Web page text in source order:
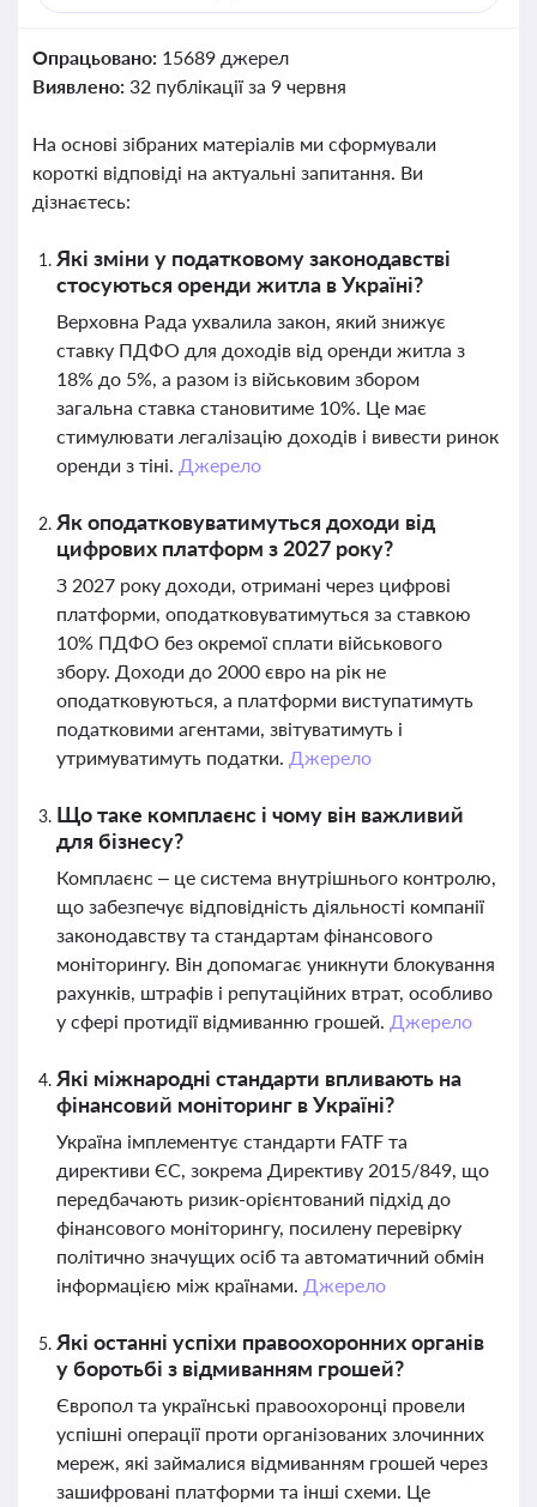
Опрацьовано: 15689 джерел
Виявлено: 32 публікації за 9 червня
На основі зібраних матеріалів ми сформували
короткі відповіді на актуальні запитання. Ви
дізнаєтесь:
Які зміни у податковому законодавстві
стосуються оренди житла в Україні?
Верховна Рада ухвалила закон, який знижує
ставку ПДФО для доходів від оренди житла з
18% до 5%, а разом із військовим збором
загальна ставка становитиме 10%. Це має
стимулювати легалізацію доходів і вивести ринок
оренди з тіні. Джерело
Як оподатковуватимуться доходи від
цифрових платформ з 2027 року?
З 2027 року доходи, отримані через цифрові
платформи, оподатковуватимуться за ставкою
10% ПДФО без окремої сплати військового
збору. Доходи до 2000 євро на рік не
оподатковуються, а платформи виступатимуть
податковими агентами, звітуватимуть і
утримуватимуть податки. Джерело
Що таке комплаєнс і чому він важливий
для бізнесу?
Комплаєнс – це система внутрішнього контролю,
що забезпечує відповідність діяльності компанії
законодавству та стандартам фінансового
моніторингу. Він допомагає уникнути блокування
рахунків, штрафів і репутаційних втрат, особливо
у сфері протидії відмиванню грошей. Джерело
Які міжнародні стандарти впливають на
фінансовий моніторинг в Україні?
Україна імплементує стандарти FATF та
директиви ЄС, зокрема Директиву 2015/849, що
передбачають ризик-орієнтований підхід до
фінансового моніторингу, посилену перевірку
політично значущих осіб та автоматичний обмін
інформацією між країнами. Джерело
Які останні успіхи правоохоронних органів
у боротьбі з відмиванням грошей?
Європол та українські правоохоронці провели
успішні операції проти організованих злочинних
мереж, які займалися відмиванням грошей через
зашифровані платформи та інші схеми. Це